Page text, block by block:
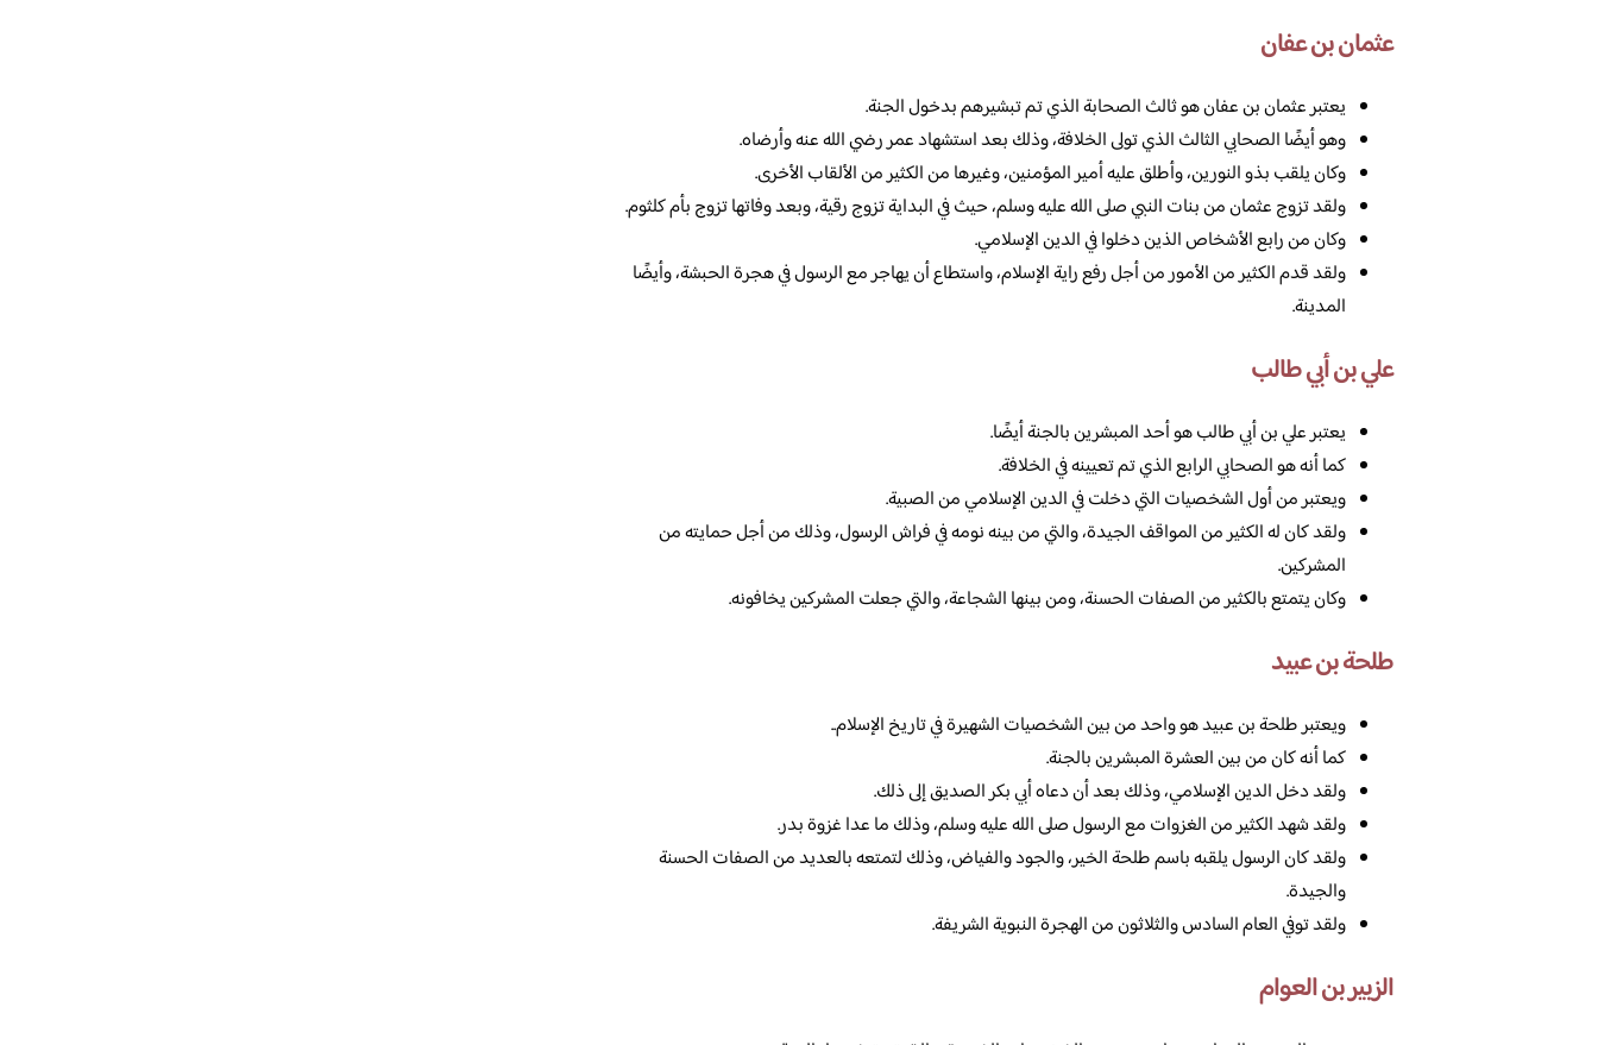
عثمان بن عفان
يعتبر عثمان بن عفان هو ثالث الصحابة الذي تم تبشيرهم بدخول الجنة.
وهو أيضًا الصحابي الثالث الذي تولى الخلافة، وذلك بعد استشهاد عمر رضي الله عنه وأرضاه.
وكان يلقب بذو النورين، وأطلق عليه أمير المؤمنين، وغيرها من الكثير من الألقاب الأخرى.
ولقد تزوج عثمان من بنات النبي صلى الله عليه وسلم، حيث في البداية تزوج رقية، وبعد وفاتها تزوج بأم كلثوم.
وكان من رابع الأشخاص الذين دخلوا في الدين الإسلامي.
ولقد قدم الكثير من الأمور من أجل رفع راية الإسلام، واستطاع أن يهاجر مع الرسول في هجرة الحبشة، وأيضًا
المدينة.
علي بن أبي طالب
يعتبر علي بن أبي طالب هو أحد المبشرين بالجنة أيضًا.
كما أنه هو الصحابي الرابع الذي تم تعيينه في الخلافة.
ويعتبر من أول الشخصيات التي دخلت في الدين الإسلامي من الصبية.
ولقد كان له الكثير من المواقف الجيدة، والتي من بينه نومه في فراش الرسول، وذلك من أجل حمايته من
المشركين.
وكان يتمتع بالكثير من الصفات الحسنة، ومن بينها الشجاعة، والتي جعلت المشركين يخافونه.
طلحة بن عبيد
ويعتبر طلحة بن عبيد هو واحد من بين الشخصيات الشهيرة في تاريخ الإسلام..
كما أنه كان من بين العشرة المبشرين بالجنة.
ولقد دخل الدين الإسلامي، وذلك بعد أن دعاه أبي بكر الصديق إلى ذلك.
ولقد شهد الكثير من الغزوات مع الرسول صلى الله عليه وسلم، وذلك ما عدا غزوة بدر.
ولقد كان الرسول يلقبه باسم طلحة الخير، والجود والفياض، وذلك لتمتعه بالعديد من الصفات الحسنة
والجيدة.
ولقد توفي العام السادس والثلاثون من الهجرة النبوية الشريفة.
الزبير بن العوام